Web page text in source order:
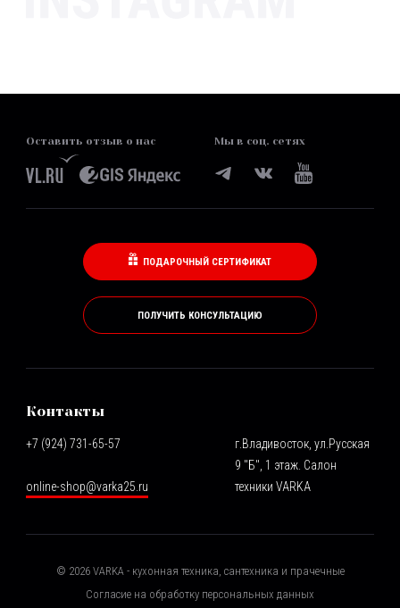
Оставить отзыв о нас Мы в соц. сетях
ПОДАРОЧНЫЙ СЕРТИФИКАТ
ПОЛУЧИТЬ КОНСУЛЬТАЦИЮ
Контакты
+7 (924) 731-65-57
online-shop@varka25.ru
г.Владивосток, ул.Русская
9 "Б", 1 этаж. Салон
техники VARKA
© 2026VARKA - кухонная техника, сантехника и прачечные
Согласие на обработку персональных данных